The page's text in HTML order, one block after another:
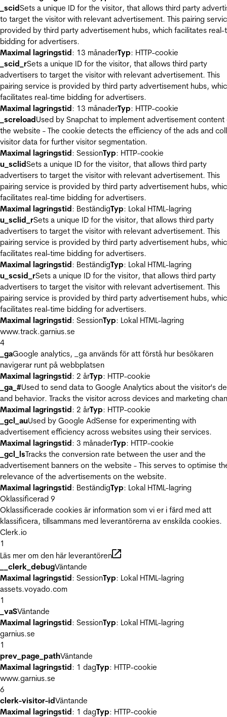
_scidSets a unique ID for the visitor, that allows third party
to target the visitor with relevant advertisement. This pairing
provided by third party advertisement hubs, which facilitates real-
bidding for advertisers.
Maximal lagringstid: 13 månaderTyp: HTTP-cookie
_scid_rSets a unique ID for the visitor, that allows third party
advertisers to target the visitor with relevant advertisement. This
pairing service is provided by third party advertisement hubs,
facilitates real-time bidding for advertisers.
Maximal lagringstid: 13 månaderTyp: HTTP-cookie
_screloadUsed by Snapchat to implement advertisement content
the website - The cookie detects the efficiency of the ads and
visitor data for further visitor segmentation.
Maximal lagringstid: SessionTyp: HTTP-cookie
u_sclidSets a unique ID for the visitor, that allows third party
advertisers to target the visitor with relevant advertisement. This
pairing service is provided by third party advertisement hubs,
facilitates real-time bidding for advertisers.
Maximal lagringstid: BeständigTyp: Lokal HTML-lagring
u_sclid_rSets a unique ID for the visitor, that allows third party
advertisers to target the visitor with relevant advertisement. This
pairing service is provided by third party advertisement hubs,
facilitates real-time bidding for advertisers.
Maximal lagringstid: BeständigTyp: Lokal HTML-lagring
u_scsid_rSets a unique ID for the visitor, that allows third party
advertisers to target the visitor with relevant advertisement. This
pairing service is provided by third party advertisement hubs,
facilitates real-time bidding for advertisers.
Maximal lagringstid: SessionTyp: Lokal HTML-lagring
www.track.garnius.se
4
_gaGoogle analytics, _ga används för att förstå hur besökaren
navigerar runt på webbplatsen
Maximal lagringstid: 2 årTyp: HTTP-cookie
_ga_#Used to send data to Google Analytics about the visitor's
and behavior. Tracks the visitor across devices and marketing
Maximal lagringstid: 2 årTyp: HTTP-cookie
_gcl_auUsed by Google AdSense for experimenting with
advertisement efficiency across websites using their services.
Maximal lagringstid: 3 månaderTyp: HTTP-cookie
_gcl_lsTracks the conversion rate between the user and the
advertisement banners on the website - This serves to optimise
relevance of the advertisements on the website.
Maximal lagringstid: BeständigTyp: Lokal HTML-lagring
Oklassificerad 9
Oklassificerade cookies är information som vi er i färd med att
klassificera, tillsammans med leverantörerna av enskilda cookies.
Clerk.io
1
Läs mer om den här leverantören
__clerk_debugVäntande
Maximal lagringstid: SessionTyp: Lokal HTML-lagring
assets.voyado.com
1
_vaSVäntande
Maximal lagringstid: SessionTyp: Lokal HTML-lagring
garnius.se
1
prev_page_pathVäntande
Maximal lagringstid: 1 dagTyp: HTTP-cookie
www.garnius.se
6
clerk-visitor-idVäntande
Maximal lagringstid: 1 dagTyp: HTTP-cookie